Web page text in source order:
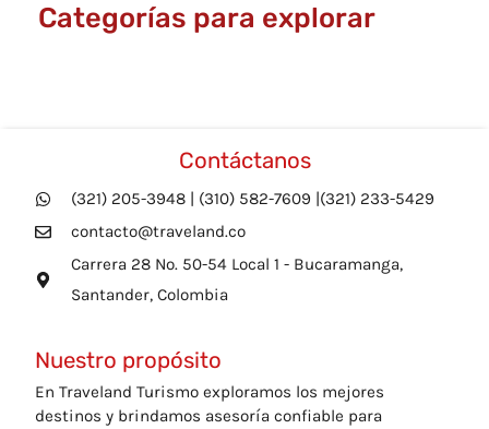
Categorías para explorar
Contáctanos
(321) 205-3948 | (310) 582-7609 |(321) 233-5429
contacto@traveland.co
Carrera 28 No. 50-54 Local 1 - Bucaramanga,
Santander, Colombia
Nuestro propósito
En Traveland Turismo exploramos los mejores
destinos y brindamos asesoría confiable para